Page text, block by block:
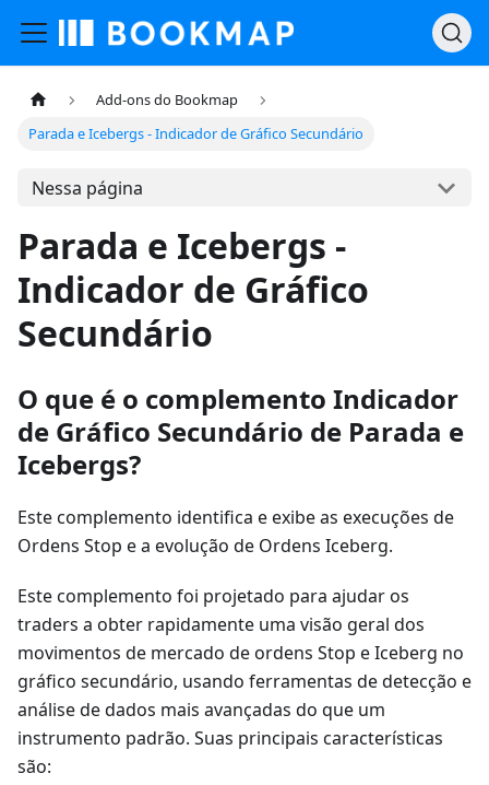
Add-ons do Bookmap
Parada e Icebergs - Indicador de Gráfico Secundário
Nessa página
Parada e Icebergs -
Indicador de Gráfico
Secundário
O que é o complemento Indicador
de Gráfico Secundário de Parada e
Icebergs?
Este complemento identifica e exibe as execuções de
Ordens Stop e a evolução de Ordens Iceberg.
Este complemento foi projetado para ajudar os
traders a obter rapidamente uma visão geral dos
movimentos de mercado de ordens Stop e Iceberg no
gráfico secundário, usando ferramentas de detecção e
análise de dados mais avançadas do que um
instrumento padrão. Suas principais características
são: